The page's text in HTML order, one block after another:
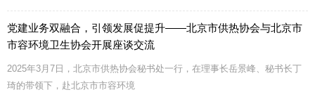
党建业务双融合，引领发展促提升——北京市供热协会与北京市
市容环境卫生协会开展座谈交流
2025年3月7日，北京市供热协会秘书处一行，在理事长岳景峰、秘书长丁
琦的带领下，赴北京市市容环境